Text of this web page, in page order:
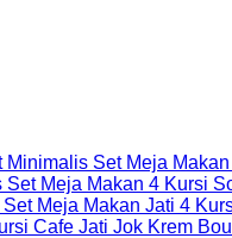
Set Meja
Set Meja Makan 4 Kursi
Set Meja Makan Jati 4
Cafe Jati Jok Krem